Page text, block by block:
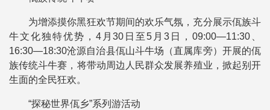
为增添摸你黑狂欢节期间的欢乐气氛，充分展示佤族斗
牛文化独特优势，4月30日至5月3日，09:00—11:30、
16:30—18:30沧源自治县佤山斗牛场（直属库旁）开展的佤
族传统斗牛赛，将带动周边人民群众发展养殖业，掀起别开
生面的全民狂欢。
“探秘世界佤乡”系列游活动